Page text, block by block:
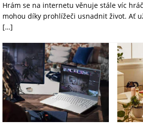
Hrám se na internetu věnuje stále víc
mohou díky prohlížeči usnadnit život. Ať
[…]